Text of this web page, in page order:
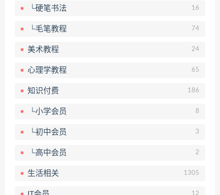
└硬笔书法 16
└毛笔教程 74
美术教程 24
心理学教程 65
知识付费 186
└小学会员 8
└初中会员 3
└高中会员 2
生活相关 1305
12